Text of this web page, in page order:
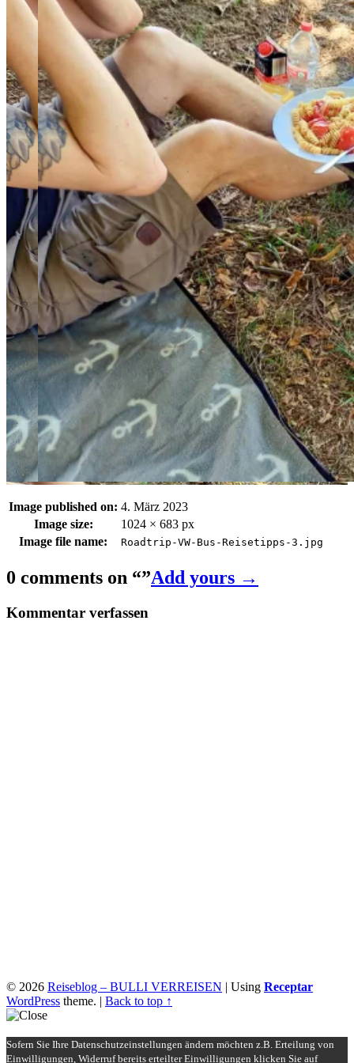
Image published on: 4. März 2023
Image size:
1024 × 683 px
Image file name:
Roadtrip-VW-Bus-Reisetipps-3.jpg
0 comments on “”Add yours →
Kommentar verfassen
© 2026 Reiseblog – BULLI VERREISEN | Using Receptar
WordPress theme. | Back to top ↑
Sofern Sie Ihre Datenschutzeinstellungen ändern möchten z.B. Erteilung von
Einwilligungen, Widerruf bereits erteilter Einwilligungen klicken Sie auf